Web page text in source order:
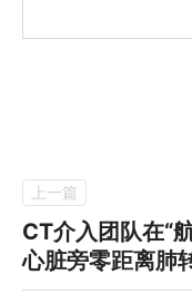
CT介入团队在“
心脏旁零距离肺